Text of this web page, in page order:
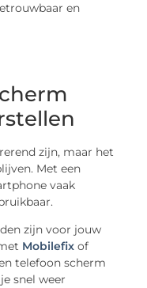
en
zijn, maar het
Met een
vaak
zijn voor jouw
Mobilefix of
telefoon scherm
snel weer